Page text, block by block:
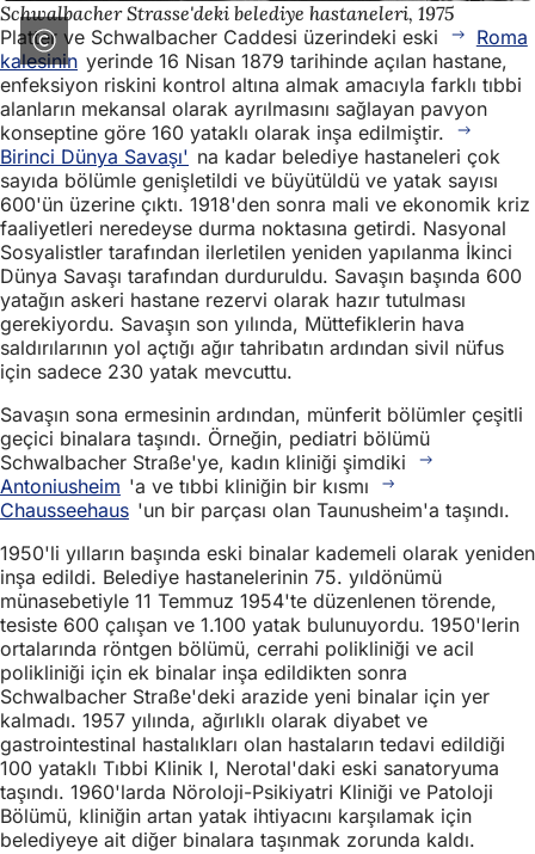
Schwalbacher Strasse'deki belediye hastaneleri, 1975
Platter ve Schwalbacher Caddesi üzerindeki eski
Roma
kalesinin yerinde 16 Nisan 1879 tarihinde açılan hastane,
enfeksiyon riskini kontrol altına almak amacıyla farklı tıbbi
alanların mekansal olarak ayrılmasını sağlayan pavyon
konseptine göre 160 yataklı olarak inşa edilmiştir.
Birinci Dünya Savaşı' na kadar belediye hastaneleri çok
sayıda bölümle genişletildi ve büyütüldü ve yatak sayısı
600'ün üzerine çıktı. 1918'den sonra mali ve ekonomik kriz
faaliyetleri neredeyse durma noktasına getirdi. Nasyonal
Sosyalistler tarafından ilerletilen yeniden yapılanma İkinci
Dünya Savaşı tarafından durduruldu. Savaşın başında 600
yatağın askeri hastane rezervi olarak hazır tutulması
gerekiyordu. Savaşın son yılında, Müttefiklerin hava
saldırılarının yol açtığı ağır tahribatın ardından sivil nüfus
için sadece 230 yatak mevcuttu.
Savaşın sona ermesinin ardından, münferit bölümler çeşitli
geçici binalara taşındı. Örneğin, pediatri bölümü
Schwalbacher Straße'ye, kadın kliniği şimdiki
Antoniusheim 'a ve tıbbi kliniğin bir kısmı
Chausseehaus 'un bir parçası olan Taunusheim'a taşındı.
1950'li yılların başında eski binalar kademeli olarak yeniden
inşa edildi. Belediye hastanelerinin 75. yıldönümü
münasebetiyle 11 Temmuz 1954'te düzenlenen törende,
tesiste 600 çalışan ve 1.100 yatak bulunuyordu. 1950'lerin
ortalarında röntgen bölümü, cerrahi polikliniği ve acil
polikliniği için ek binalar inşa edildikten sonra
Schwalbacher Straße'deki arazide yeni binalar için yer
kalmadı. 1957 yılında, ağırlıklı olarak diyabet ve
gastrointestinal hastalıkları olan hastaların tedavi edildiği
100 yataklı Tıbbi Klinik I, Nerotal'daki eski sanatoryuma
taşındı. 1960'larda Nöroloji-Psikiyatri Kliniği ve Patoloji
Bölümü, kliniğin artan yatak ihtiyacını karşılamak için
belediyeye ait diğer binalara taşınmak zorunda kaldı.